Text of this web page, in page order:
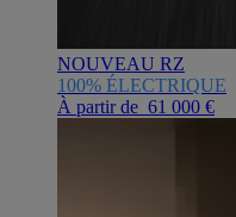
NOUVEAU RZ
100% ÉLECTRIQUE
À partir de 61 000 €